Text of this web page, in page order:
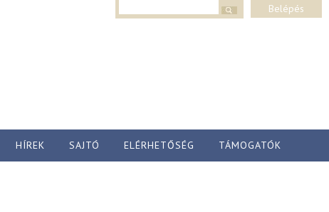
Belépés
HÍREK SAJTÓ ELÉRHETŐSÉG TÁMOGATÓK